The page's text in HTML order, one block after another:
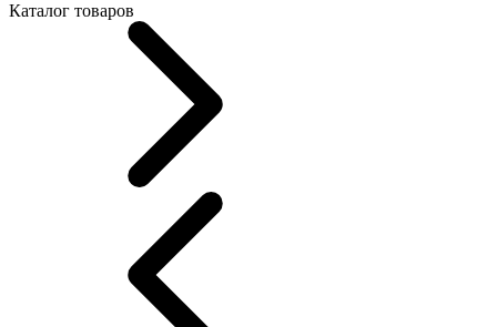
Каталог товаров